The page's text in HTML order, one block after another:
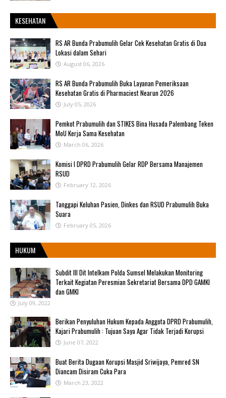
KESEHATAN
RS AR Bunda Prabumulih Gelar Cek Kesehatan Gratis di Dua
Lokasi dalam Sehari
August 06, 2026
RS AR Bunda Prabumulih Buka Layanan Pemeriksaan
Kesehatan Gratis di Pharmaciest Nearun 2026
July 05, 2026
Pemkot Prabumulih dan STIKES Bina Husada Palembang Teken
MoU Kerja Sama Kesehatan
March 06, 2026
Komisi I DPRD Prabumulih Gelar RDP Bersama Manajemen
RSUD
February 12, 2026
Tanggapi Keluhan Pasien, Dinkes dan RSUD Prabumulih Buka
Suara
February 05, 2026
HUKUM
Subdit III Dit Intelkam Polda Sumsel Melakukan Monitoring
Terkait Kegiatan Peresmian Sekretariat Bersama DPD GAMKI
dan GMKI
July 09, 2022
Berikan Penyuluhan Hukum Kepada Anggota DPRD Prabumulih,
Kajari Prabumulih : Tujuan Saya Agar Tidak Terjadi Korupsi
June 07, 2022
Buat Berita Dugaan Korupsi Masjid Sriwijaya, Pemred SN
Diancam Disiram Cuka Para
March 23, 2022